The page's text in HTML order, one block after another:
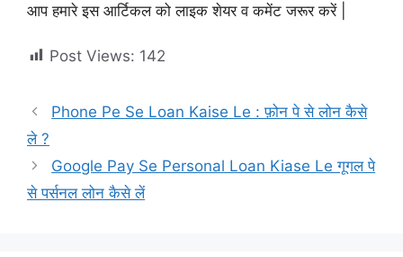
आप हमारे इस आर्टिकल को लाइक शेयर व कमेंट जरूर करें |
Post Views: 142
Phone Pe Se Loan Kaise Le : फ़ोन पे से लोन कैसे
ले ?
Google Pay Se Personal Loan Kiase Le गूगल पे
से पर्सनल लोन कैसे लें